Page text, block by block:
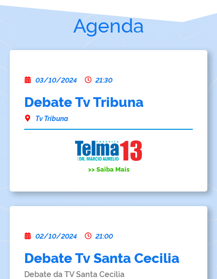
Agenda
03/10/2024 21:30
Debate Tv Tribuna
Tv Tribuna
>> Saiba Mais
02/10/2024 21:00
Debate Tv Santa Cecilia
Debate da TV Santa Cecilia